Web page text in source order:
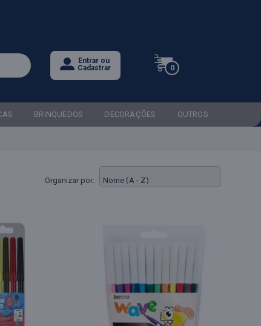
Entrar ou
Cadastrar
0
BRINQUEDOS DECORAÇÕES OUTROS
Organizar por: